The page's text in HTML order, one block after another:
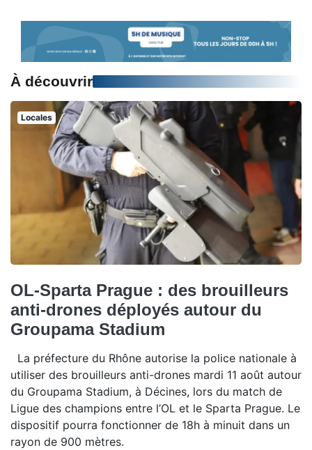
À découvrir
Locales
OL-Sparta Prague : des brouilleurs
anti-drones déployés autour du
Groupama Stadium
La préfecture du Rhône autorise la police nationale à
utiliser des brouilleurs anti-drones mardi 11 août autour
du Groupama Stadium, à Décines, lors du match de
Ligue des champions entre l’OL et le Sparta Prague. Le
dispositif pourra fonctionner de 18h à minuit dans un
rayon de 900 mètres.